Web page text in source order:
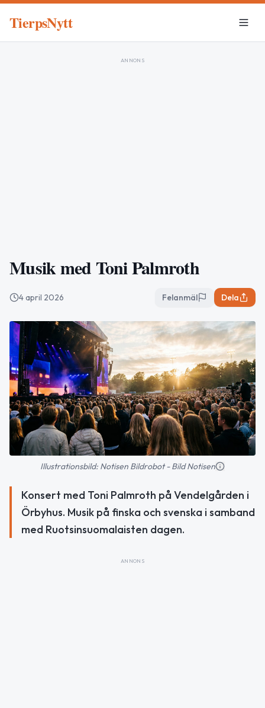
TierpsNytt
ANNONS
Musik med Toni Palmroth
4 april 2026 Felanmäl Dela
Illustrationsbild: Notisen Bildrobot - Bild Notisen
Konsert med Toni Palmroth på Vendelgården i
Örbyhus. Musik på finska och svenska i samband
med Ruotsinsuomalaisten dagen.
ANNONS